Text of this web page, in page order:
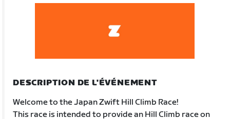
DESCRIPTION DE L'ÉVÉNEMENT
Welcome to the Japan Zwift Hill Climb Race!
This race is intended to provide an Hill Climb race on